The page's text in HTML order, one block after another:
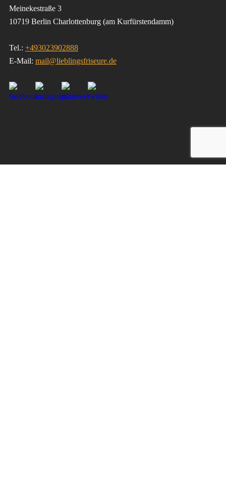
Meinekestraße 3
10719 Berlin Charlottenburg (am Kurfürstendamm)
Tel.: +493023902888
E-Mail: mail@lieblingsfriseure.de